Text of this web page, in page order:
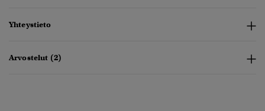
Yhteystieto
Arvostelut (2)